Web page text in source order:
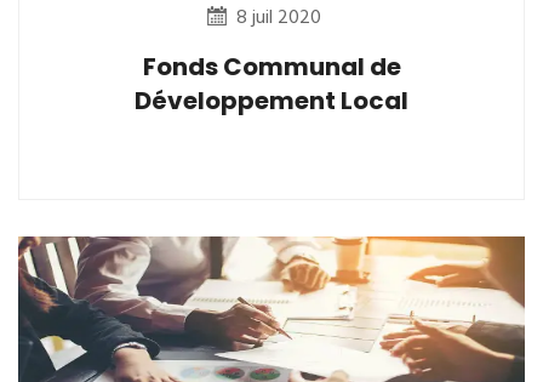
8 juil 2020
Fonds Communal de
Développement Local